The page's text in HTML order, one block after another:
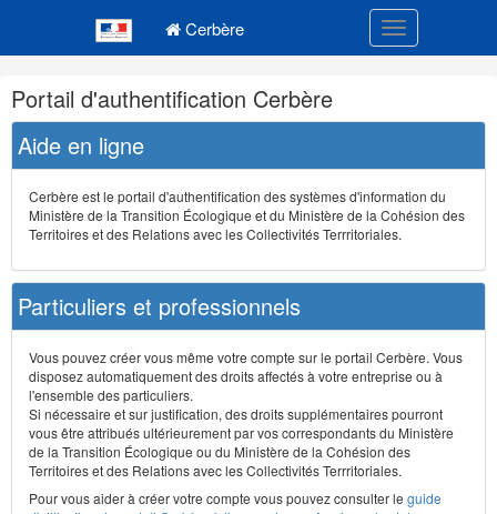
Cerbère Toggle
Navigation
et
outils
annexes
Portail d'authentification Cerbère
Aide en ligne
Cerbère est le portail d'authentification des systèmes d'information du
Ministère de la Transition Écologique et du Ministère de la Cohésion des
Territoires et des Relations avec les Collectivités Terrritoriales.
Particuliers et professionnels
Vous pouvez créer vous même votre compte sur le portail Cerbère. Vous
disposez automatiquement des droits affectés à votre entreprise ou à
l'ensemble des particuliers.
Si nécessaire et sur justification, des droits supplémentaires pourront
vous être attribués ultérieurement par vos correspondants du Ministère
de la Transition Écologique ou du Ministère de la Cohésion des
Territoires et des Relations avec les Collectivités Terrritoriales.
Pour vous aider à créer votre compte vous pouvez consulter le guide